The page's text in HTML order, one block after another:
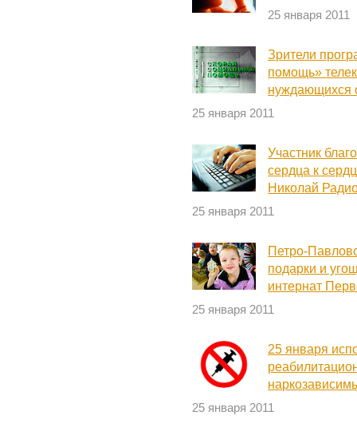
25 января 2011
Зрители
помощь»
нуждающихся
25 января 2011
Участник
сердца к
Николай
25 января 2011
Петро-
подарки и
интернат
25 января 2011
25 января
25 января 2011